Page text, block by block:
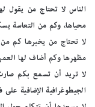
الناس لا تحتاج من يقول
محياها، وكم من التعاسة
لا تحتاج من يخبرها كم من
مظهرها وكم أضاف لها
لا تريد أن تسمع بكم
الجيطوغرافية الإضافية على